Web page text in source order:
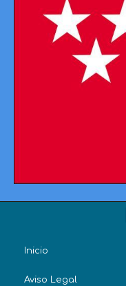
Inicio
Aviso Legal